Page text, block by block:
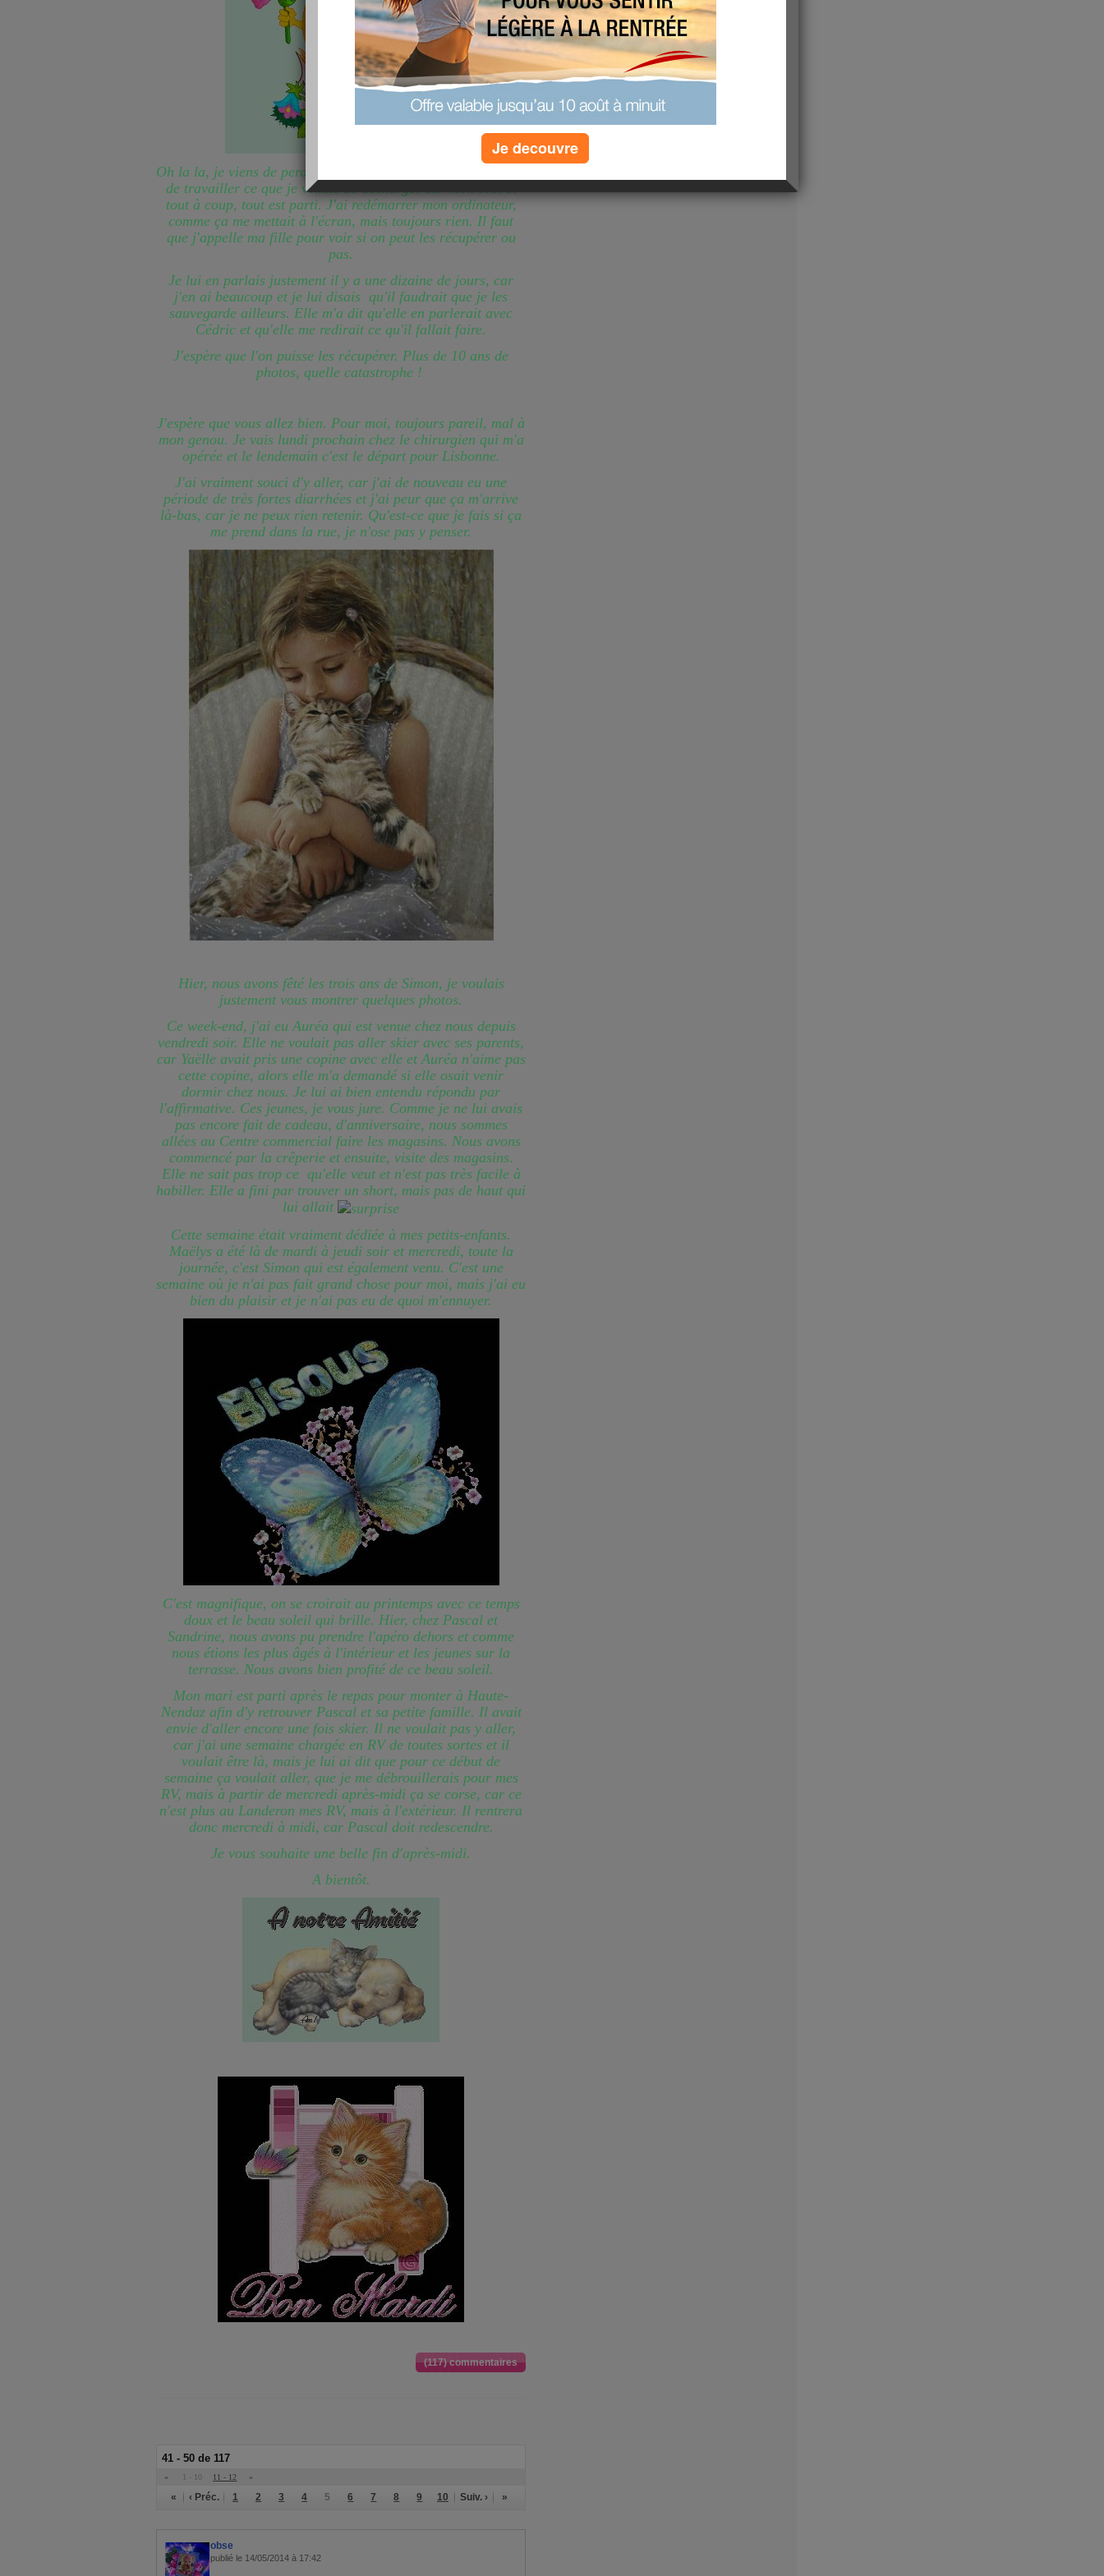
Oh la la, je viens de perdre toutes mes photos. J'étais en train
de travailler ce que je venais de décharger sur mon ordi et
tout à coup, tout est parti. J'ai redémarrer mon ordinateur,
comme ça me mettait à l'écran, mais toujours rien. Il faut
que j'appelle ma fille pour voir si on peut les récupérer ou
pas.
Je lui en parlais justement il y a une dizaine de jours, car
j'en ai beaucoup et je lui disais qu'il faudrait que je les
sauvegarde ailleurs. Elle m'a dit qu'elle en parlerait avec
Cédric et qu'elle me redirait ce qu'il fallait faire.
J'espère que l'on puisse les récupérer. Plus de 10 ans de
photos, quelle catastrophe !
J'espère que vous allez bien. Pour moi, toujours pareil, mal à
mon genou. Je vais lundi prochain chez le chirurgien qui m'a
opérée et le lendemain c'est le départ pour Lisbonne.
J'ai vraiment souci d'y aller, car j'ai de nouveau eu une
période de très fortes diarrhées et j'ai peur que ça m'arrive
là-bas, car je ne peux rien retenir. Qu'est-ce que je fais si ça
me prend dans la rue, je n'ose pas y penser.
Hier, nous avons fêté les trois ans de Simon, je voulais
justement vous montrer quelques photos.
Ce week-end, j'ai eu Auréa qui est venue chez nous depuis
vendredi soir. Elle ne voulait pas aller skier avec ses parents,
car Yaëlle avait pris une copine avec elle et Auréa n'aime pas
cette copine, alors elle m'a demandé si elle osait venir
dormir chez nous. Je lui ai bien entendu répondu par
l'affirmative. Ces jeunes, je vous jure. Comme je ne lui avais
pas encore fait de cadeau, d'anniversaire, nous sommes
allées au Centre commercial faire les magasins. Nous avons
commencé par la crêperie et ensuite, visite des magasins.
Elle ne sait pas trop ce qu'elle veut et n'est pas très facile à
habiller. Elle a fini par trouver un short, mais pas de haut qui
lui allait
Cette semaine était vraiment dédiée à mes petits-enfants.
Maëlys a été là de mardi à jeudi soir et mercredi, toute la
journée, c'est Simon qui est également venu. C'est une
semaine où je n'ai pas fait grand chose pour moi, mais j'ai eu
bien du plaisir et je n'ai pas eu de quoi m'ennuyer.
C'est magnifique, on se croirait au printemps avec ce temps
doux et le beau soleil qui brille. Hier, chez Pascal et
Sandrine, nous avons pu prendre l'apéro dehors et comme
nous étions les plus âgés à l'intérieur et les jeunes sur la
terrasse. Nous avons bien profité de ce beau soleil.
Mon mari est parti après le repas pour monter à Haute-
Nendaz afin d'y retrouver Pascal et sa petite famille. Il avait
envie d'aller encore une fois skier. Il ne voulait pas y aller,
car j'ai une semaine chargée en RV de toutes sortes et il
voulait être là, mais je lui ai dit que pour ce début de
semaine ça voulait aller, que je me débrouillerais pour mes
RV, mais à partir de mercredi après-midi ça se corse, car ce
n'est plus au Landeron mes RV, mais à l'extérieur. Il rentrera
donc mercredi à midi, car Pascal doit redescendre.
Je vous souhaite une belle fin d'après-midi.
A bientôt.
(117) commentaires
41 - 50 de 117
« 1 - 10 11 - 12 »
« ‹ Préc. 1 2 3 4 5 6 7 8 9 10 Suiv. › »
obse
publié le 14/05/2014 à 17:42
Je decouvre